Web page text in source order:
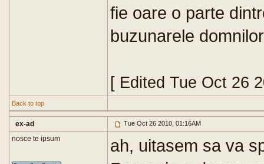
fie oare o parte
buzunarele
[ Edited Tue Oct 26
Back to top
ex-ad Tue Oct 26 2010, 01:16AM
nosce te ipsum
ah, uitasem sa va